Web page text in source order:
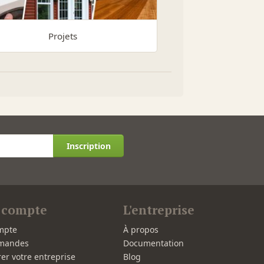
Projets
Inscription
votre entreprise
L'entreprise
À propos
Documentation
Blog